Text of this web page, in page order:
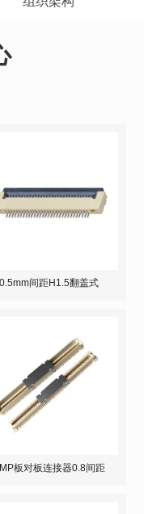
0.5mm间距H1.5翻盖式
板对板连接器0.8间距